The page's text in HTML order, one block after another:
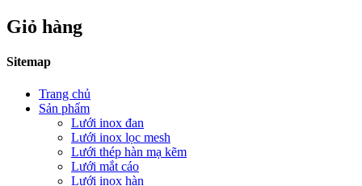
Giỏ hàng
Sitemap
Trang chủ
Sản phẩm
Lưới inox đan
Lưới inox lọc mesh
Lưới thép hàn mạ kẽm
Lưới mắt cáo
Lưới inox hàn